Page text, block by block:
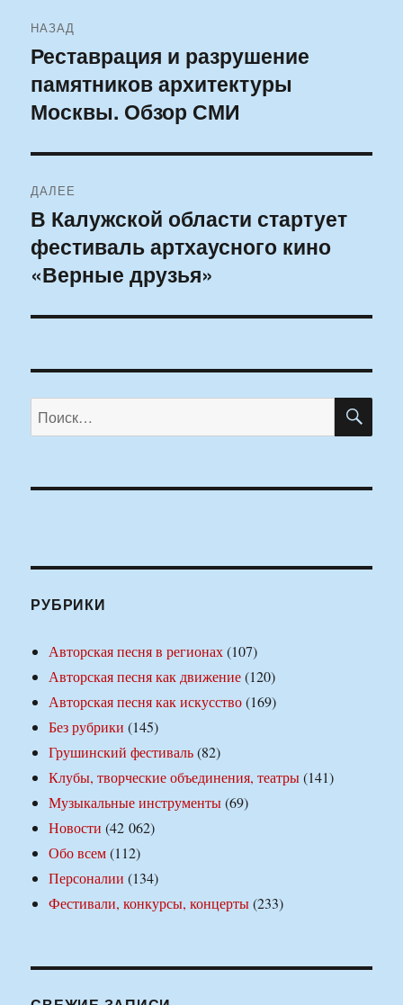
по
записям
НАЗАД
Предыдущая
запись:
Реставрация и разрушение
памятников архитектуры
Москвы. Обзор СМИ
ДАЛЕЕ
Следующая
запись:
В Калужской области стартует
фестиваль артхаусного кино
«Верные друзья»
Искать:
РУБРИКИ
Авторская песня в регионах(107)
Авторская песня как движение(120)
Авторская песня как искусство(169)
Без рубрики (145)
Грушинский фестиваль(82)
Клубы, творческие объединения, театры(141)
Музыкальные инструменты(69)
Новости (42 062)
Обо всем(112)
Персоналии (134)
Фестивали, конкурсы, концерты(233)